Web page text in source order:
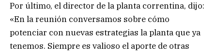
Por último, el director de la planta correntina, dijo:
«En la reunión conversamos sobre cómo
potenciar con nuevas estrategias la planta que ya
tenemos. Siempre es valioso el aporte de otras